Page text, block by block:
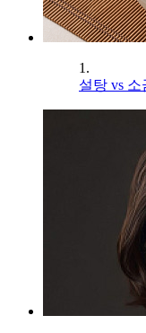
1.
설탕 vs